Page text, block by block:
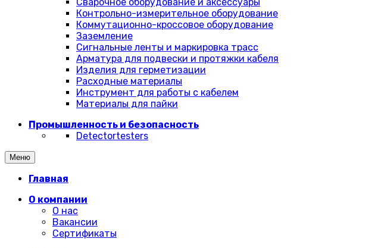
Контрольно-измерительное оборудование
Коммутационно-кроссовое оборудование
Заземление
Сигнальные ленты и маркировка трасс
Арматура для подвески и протяжки кабеля
Изделия для герметизации
Расходные материалы
Инструмент для работы с кабелем
Материалы для пайки
Промышленность и безопасность
Detectortesters
Меню
Главная
О компании
О нас
Вакансии
Сертификаты